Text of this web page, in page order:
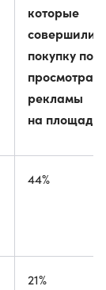
которые
совершили
покупку
просмотра
рекламы
на
44%
21%